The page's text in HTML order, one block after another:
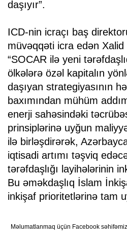
daşıyır”.
ICD-nin icraçı baş
müvəqqəti icra edən Xalid
“SOCAR ilə yeni
ölkələrə özəl kapitalın
daşıyan strategiyasının
baxımından mühüm
enerji sahəsindəki
prinsiplərinə uyğun
ilə birləşdirərək,
iqtisadi artımı təşviq
tərəfdaşlığı layihələrinin
Bu əməkdaşlıq İslam
inkişaf prioritetlərinə tam
Məlumatlanmaq üçün Facebook